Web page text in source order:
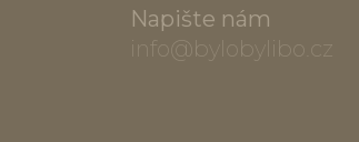
Napište nám
info@bylobylibo.cz